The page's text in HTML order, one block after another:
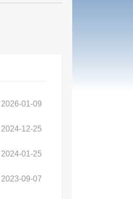
2026-01-09
2024-12-25
2024-01-25
2023-09-07